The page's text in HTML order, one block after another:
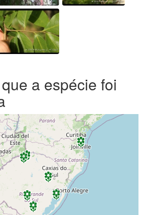
a espécie foi